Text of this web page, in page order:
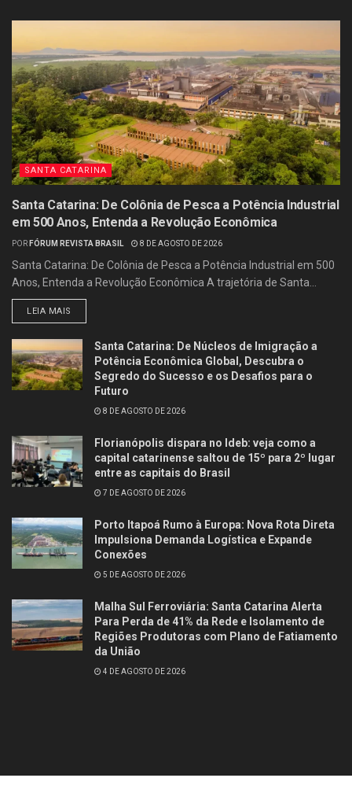
SANTA CATARINA
Santa Catarina: De Colônia de Pesca a Potência Industrial
em 500 Anos, Entenda a Revolução Econômica
POR FÓRUM REVISTA BRASIL 8 DE AGOSTO DE 2026
Santa Catarina: De Colônia de Pesca a Potência Industrial em 500
Anos, Entenda a Revolução Econômica A trajetória de Santa...
LEIA MAIS
Santa Catarina: De Núcleos de Imigração a
Potência Econômica Global, Descubra o
Segredo do Sucesso e os Desafios para o
Futuro
8 DE AGOSTO DE 2026
Florianópolis dispara no Ideb: veja como a
capital catarinense saltou de 15º para 2º lugar
entre as capitais do Brasil
7 DE AGOSTO DE 2026
Porto Itapoá Rumo à Europa: Nova Rota Direta
Impulsiona Demanda Logística e Expande
Conexões
5 DE AGOSTO DE 2026
Malha Sul Ferroviária: Santa Catarina Alerta
Para Perda de 41% da Rede e Isolamento de
Regiões Produtoras com Plano de Fatiamento
da União
4 DE AGOSTO DE 2026